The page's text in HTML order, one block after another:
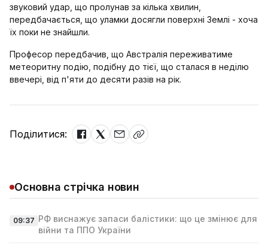
звуковий удар, що пролунав за кілька хвилин,
передбачається, що уламки досягли поверхні Землі - хоча
їх поки не знайшли.
Професор передбачив, що Австралія переживатиме
метеоритну подію, подібну до тієї, що сталася в неділю
ввечері, від п'яти до десяти разів на рік.
Поділитися:
Основна стрічка новин
09:37 РФ виснажує запаси балістики: що це змінює для
війни та ППО України